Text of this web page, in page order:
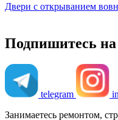
Двери с открыванием
Подпишитесь на
telegram
Занимаетесь ремонтом,